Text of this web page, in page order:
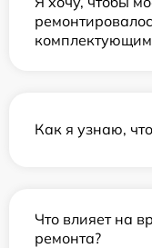
Как я узнаю,
Что влияет на
ремонта?